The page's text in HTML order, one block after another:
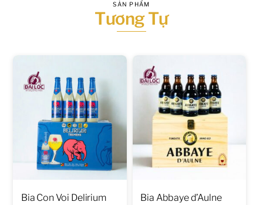
SẢN PHẨM
Tương Tự
Bia Con Voi Delirium
Bia Abbaye d’Aulne